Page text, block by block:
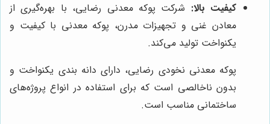
کیفیت بالا: شرکت پوکه معدنی رضایی، با بهره‌گیری از
معادن غنی و تجهیزات مدرن، پوکه معدنی با کیفیت و
یکنواخت تولید می‌کند.
پوکه معدنی نخودی رضایی، دارای دانه بندی یکنواخت و
بدون ناخالصی است که برای استفاده در انواع پروژه‌های
ساختمانی مناسب است.